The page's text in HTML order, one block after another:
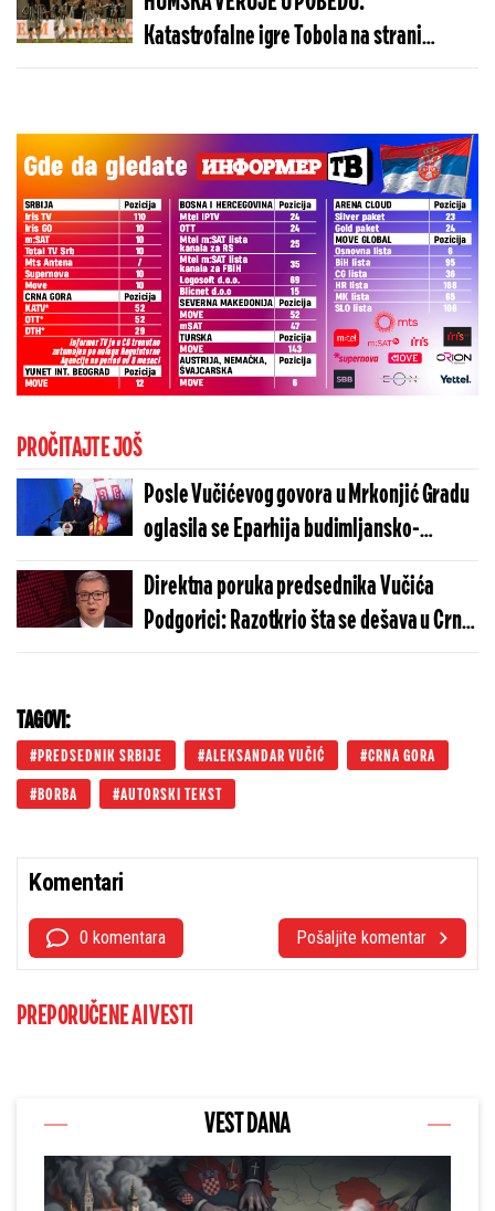
Katastrofalne igre Tobola na strani
ulivaju samopouzdanje Partizanu
PROČITAJTE JOŠ
Posle Vučićevog govora u Mrkonjić Gradu
oglasila se Eparhija budimljansko-
nikšička: "Izraz duboke zahvalnosti"
Direktna poruka predsednika Vučića
Podgorici: Razotkrio šta se dešava u Crnoj
Gori
TAGOVI:
PREDSEDNIK SRBIJE ALEKSANDAR VUČIĆ CRNA GORA
BORBA AUTORSKI TEKST
Komentari
0 komentara Pošaljite komentar
PREPORUČENE AI VESTI
VEST DANA